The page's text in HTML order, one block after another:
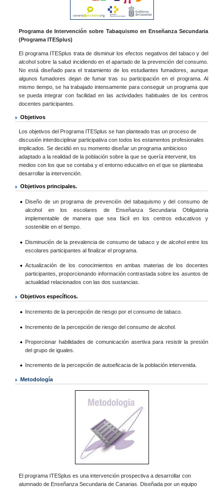
Programa de Intervención sobre Tabaquismo en Enseñanza Secundaria
(Programa ITESplus)
El programa ITESplus trata de disminuir los efectos negativos del tabaco y del
alcohol sobre la salud incidiendo en el apartado de la prevención del consumo.
No está diseñado para el tratamiento de los estudiantes fumadores, aunque
algunos fumadores dejan de fumar tras su participación en el programa. Al
mismo tiempo, se ha trabajado intensamente para conseguir un programa que
se pueda integrar con facilidad en las actividades habituales de los centros
docentes participantes.
Objetivos
Los objetivos del Programa ITESplus se han planteado tras un proceso de
discusión interdisciplinar participativa con todos los estamentos profesionales
implicados. Se decidió en su momento diseñar un programa ambicioso
adaptado a la realidad de la población sobre la que se quería intervenir, los
medios con los que se contaba y el entorno educativo en el que se planteaba
desarrollar la intervención.
Objetivos principales.
Diseño de un programa de prevención del tabaquismo y del consumo de
alcohol en los escolares de Enseñanza Secundaria Obligatoria
implementable de manera que sea fácil en los centros educativos y
sostenible en el tiempo.
Disminución de la prevalencia de consumo de tabaco y de alcohol entre los
escolares participantes al finalizar el programa.
Actualización de los conocimientos en ambas materias de los docentes
participantes, proporcionando información contrastada sobre los asuntos de
actualidad relacionados con las dos sustancias.
Objetivos específicos.
Incremento de la percepción de riesgo por el consumo de tabaco.
Incremento de la percepción de riesgo del consumo de alcohol.
Proporcionar habilidades de comunicación asertiva para resistir la presión
del grupo de iguales.
Incremento de la percepción de autoeficacia de la población intervenida.
Metodología
El programa ITESplus es una intervención prospectiva a desarrollar con
alumnado de Enseñanza Secundaria de Canarias. Diseñada por un equipo